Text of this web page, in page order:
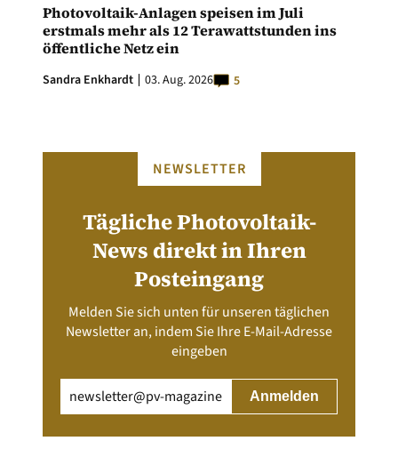
Photovoltaik-Anlagen speisen im Juli
erstmals mehr als 12 Terawattstunden ins
öffentliche Netz ein
Sandra Enkhardt 03. Aug. 2026 5
NEWSLETTER
Tägliche Photovoltaik-
News direkt in Ihren
Posteingang
Melden Sie sich unten für unseren täglichen
Newsletter an, indem Sie Ihre E-Mail-Adresse
eingeben
(erforderlich)